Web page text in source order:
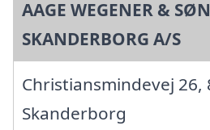
AAGE WEGENER &
SKANDERBORG A/S
Christiansmindevej 26,
Skanderborg